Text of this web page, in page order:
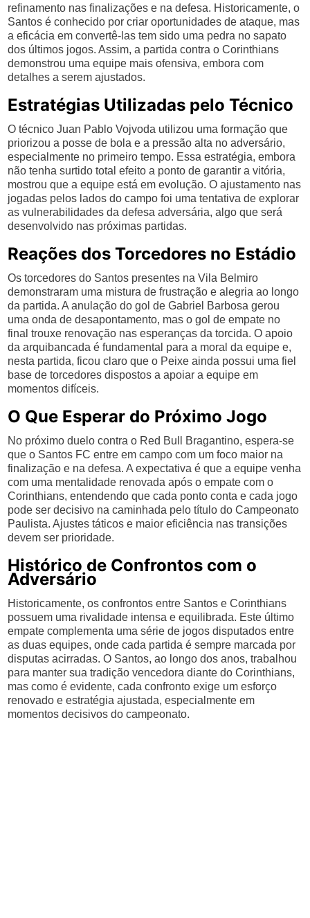
refinamento nas finalizações e na defesa. Historicamente, o
Santos é conhecido por criar oportunidades de ataque, mas
a eficácia em convertê-las tem sido uma pedra no sapato
dos últimos jogos. Assim, a partida contra o Corinthians
demonstrou uma equipe mais ofensiva, embora com
detalhes a serem ajustados.
Estratégias Utilizadas pelo Técnico
O técnico Juan Pablo Vojvoda utilizou uma formação que
priorizou a posse de bola e a pressão alta no adversário,
especialmente no primeiro tempo. Essa estratégia, embora
não tenha surtido total efeito a ponto de garantir a vitória,
mostrou que a equipe está em evolução. O ajustamento nas
jogadas pelos lados do campo foi uma tentativa de explorar
as vulnerabilidades da defesa adversária, algo que será
desenvolvido nas próximas partidas.
Reações dos Torcedores no Estádio
Os torcedores do Santos presentes na Vila Belmiro
demonstraram uma mistura de frustração e alegria ao longo
da partida. A anulação do gol de Gabriel Barbosa gerou
uma onda de desapontamento, mas o gol de empate no
final trouxe renovação nas esperanças da torcida. O apoio
da arquibancada é fundamental para a moral da equipe e,
nesta partida, ficou claro que o Peixe ainda possui uma fiel
base de torcedores dispostos a apoiar a equipe em
momentos difíceis.
O Que Esperar do Próximo Jogo
No próximo duelo contra o Red Bull Bragantino, espera-se
que o Santos FC entre em campo com um foco maior na
finalização e na defesa. A expectativa é que a equipe venha
com uma mentalidade renovada após o empate com o
Corinthians, entendendo que cada ponto conta e cada jogo
pode ser decisivo na caminhada pelo título do Campeonato
Paulista. Ajustes táticos e maior eficiência nas transições
devem ser prioridade.
Histórico de Confrontos com o
Adversário
Historicamente, os confrontos entre Santos e Corinthians
possuem uma rivalidade intensa e equilibrada. Este último
empate complementa uma série de jogos disputados entre
as duas equipes, onde cada partida é sempre marcada por
disputas acirradas. O Santos, ao longo dos anos, trabalhou
para manter sua tradição vencedora diante do Corinthians,
mas como é evidente, cada confronto exige um esforço
renovado e estratégia ajustada, especialmente em
momentos decisivos do campeonato.